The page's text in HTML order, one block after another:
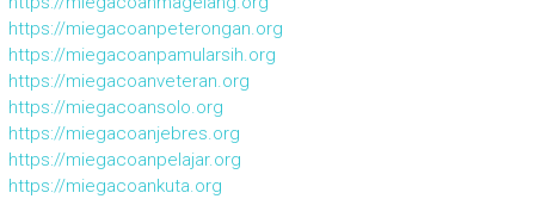
https://miegacoanpeterongan.org
https://miegacoanpamularsih.org
https://miegacoanveteran.org
https://miegacoansolo.org
https://miegacoanjebres.org
https://miegacoanpelajar.org
https://miegacoankuta.org